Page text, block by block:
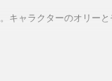
キャラクターのオリー